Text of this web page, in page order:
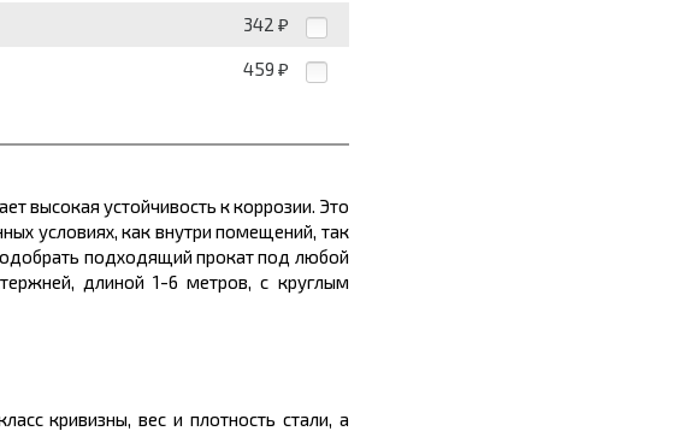
342 ₽
459 ₽
высокая устойчивость к коррозии. Это
условиях, как внутри помещений, так
подходящий прокат под любой
длиной1-6метров, с круглым
кривизны, вес и плотность стали, а